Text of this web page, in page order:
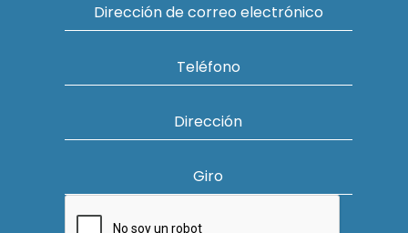
Dirección de correo electrónico
Teléfono
Dirección
Giro